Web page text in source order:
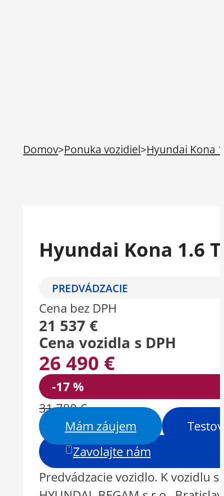
Domov>Ponuka vozidiel>Hyundai Kona
Hyundai Kona 1.6
PREDVÁDZACIE
Cena bez DPH
21 537 €
Cena vozidla s DPH
26 490 €
-17 %
31 780 €
Mám záujem
Zavolajte nám
Predvádzacie vozidlo. K vozidlu